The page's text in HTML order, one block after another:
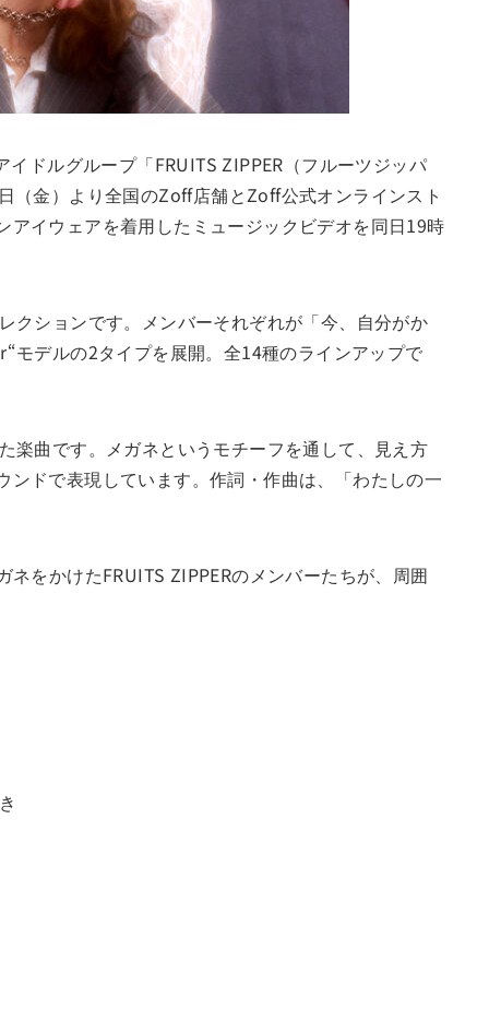
ドルグループ「FRUITS ZIPPER（フルーツジッパ
（金）より全国のZoff店舗とZoff公式オンラインスト
イウェアを着用したミュージックビデオを同日19時
クションです。メンバーそれぞれが「今、自分がか
モデルの2タイプを展開。全14種のラインアップで
楽曲です。メガネというモチーフを通して、見え方
ドで表現しています。作詞・作曲は、「わたしの一
をかけたFRUITS ZIPPERのメンバーたちが、周囲